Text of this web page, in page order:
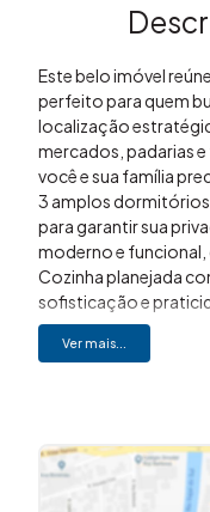
Este belo imóvel
perfeito para quem
localização
mercados, padarias
você e sua família
3 amplos
para garantir sua
moderno e
Cozinha planejada
sofisticação e
espaçosa, perfeita
receber amigos,
ambiente. Pé direito
arejados e uma
Quintal amplo, ideal
Ver mais...